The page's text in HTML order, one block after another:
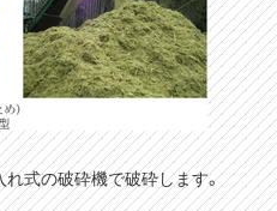
れ式の破砕機で破砕します。